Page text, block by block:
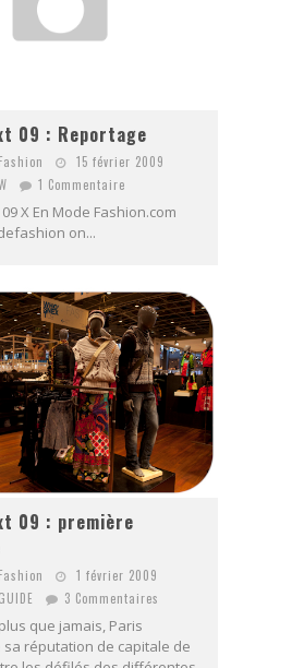
09 : Reportage
15 février 2009
1 Commentaire
X En Mode Fashion.com
on...
09 : première
1 février 2009
3 Commentaires
que jamais, Paris
réputation de capitale de